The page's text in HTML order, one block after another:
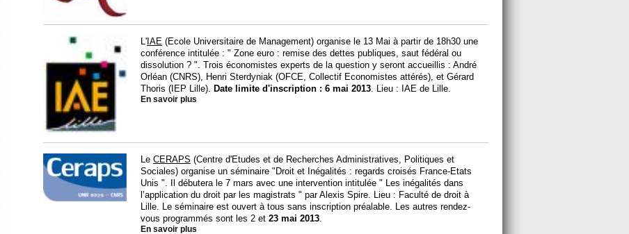
L' IAE (Ecole Universitaire de Management) organise le 13 Mai à partir de 18h30 une
conférence intitulée : " Zone euro : remise des dettes publiques, saut fédéral ou
dissolution ? ". Trois économistes experts de la question y seront accueillis : André
Orléan (CNRS), Henri Sterdyniak (OFCE, Collectif Economistes attérés), et Gérard
Thoris (IEP Lille).
Date limite d'inscription : 6 mai 2013 . Lieu : IAE de Lille.
En savoir plus
Le CERAPS (Centre d'Etudes et de Recherches Administratives, Politiques et
Sociales) organise un séminaire "Droit et Inégalités : regards croisés France-Etats
Unis ". Il débutera le 7 mars avec une intervention intitulée " Les inégalités dans
l’application du droit par les magistrats " par Alexis Spire. Lieu : Faculté de droit à
Lille. Le séminaire est ouvert à tous sans inscription préalable. Les autres rendez-
vous programmés sont les 2 et 23 mai 2013
En savoir plus